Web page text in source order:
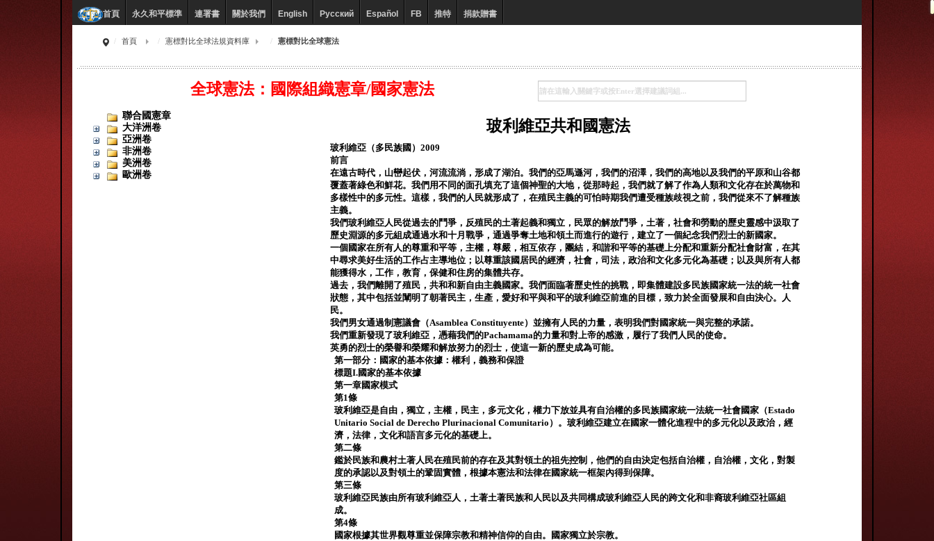
首頁 永久和平標準 連署書 關於我們 English Русский Español FB 推特 捐款贈書
首頁 憲標對比全球法規資料庫 憲標對比全球憲法
全球憲法：國際組織憲章/國家憲法
聯合國憲章
大洋洲卷
亞洲卷
非洲卷
美洲卷
歐洲卷
玻利維亞共和國憲法
玻利維亞（多民族國）2009
前言
在遠古時代，山巒起伏，河流流淌，形成了湖泊。我們的亞馬遜河，我們的沼澤，我們的高地以及我們的平原和山谷都
覆蓋著綠色和鮮花。我們用不同的面孔填充了這個神聖的大地，從那時起，我們就了解了作為人類和文化存在於萬物和
多樣性中的多元性。這樣，我們的人民就形成了，在殖民主義的可怕時期我們遭受種族歧視之前，我們從來不了解種族
主義。
我們玻利維亞人民從過去的鬥爭，反殖民的土著起義和獨立，民眾的解放鬥爭，土著，社會和勞動的歷史靈感中汲取了
歷史淵源的多元組成通過水和十月戰爭，通過爭奪土地和領土而進行的遊行，建立了一個紀念我們烈士的新國家。
一個國家在所有人的尊重和平等，主權，尊嚴，相互依存，團結，和諧和平等的基礎上分配和重新分配社會財富，在其
中尋求美好生活的工作占主導地位；以尊重該國居民的經濟，社會，司法，政治和文化多元化為基礎；以及與所有人都
能獲得水，工作，教育，保健和住房的集體共存。
過去，我們離開了殖民，共和和新自由主義國家。我們面臨著歷史性的挑戰，即集體建設多民族國家統一法的統一社會
狀態，其中包括並闡明了朝著民主，生產，愛好和平與和平的玻利維亞前進的目標，致力於全面發展和自由決心。人
民。
我們男女通過制憲議會（Asamblea Constituyente）並擁有人民的力量，表明我們對國家統一與完整的承諾。
我們重新發現了玻利維亞，憑藉我們的Pachamama的力量和對上帝的感激，履行了我們人民的使命。
英勇的烈士的榮譽和榮耀和解放努力的烈士，使這一新的歷史成為可能。
第一部分：國家的基本依據：權利，義務和保證
標題I.國家的基本依據
第一章國家模式
第1條
玻利維亞是自由，獨立，主權，民主，多元文化，權力下放並具有自治權的多民族國家統一法統一社會國家（Estado
Unitario Social de Derecho Plurinacional Comunitario）。玻利維亞建立在國家一體化進程中的多元化以及政治，經
濟，法律，文化和語言多元化的基礎上。
第二條
鑑於民族和農村土著人民在殖民前的存在及其對領土的祖先控制，他們的自由決定包括自治權，自治權，文化，對製
度的承認以及對領土的鞏固實體，根據本憲法和法律在國家統一框架內得到保障。
第三條
玻利維亞民族由所有玻利維亞人，土著土著民族和人民以及共同構成玻利維亞人民的跨文化和非裔玻利維亞社區組
成。
第4條
國家根據其世界觀尊重並保障宗教和精神信仰的自由。國家獨立於宗教。